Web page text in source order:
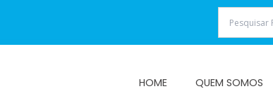
HOME QUEM SOMOS